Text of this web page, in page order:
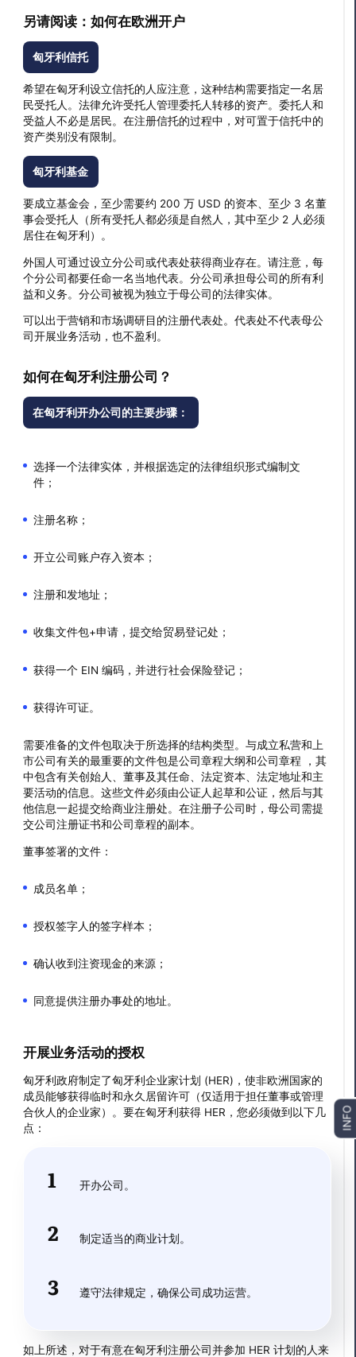
另请阅读：如何在欧洲开户
匈牙利信托
希望在匈牙利设立信托的人应注意，这种结构需要指定一名居
民受托人。法律允许受托人管理委托人转移的资产。委托人和
受益人不必是居民。在注册信托的过程中，对可置于信托中的
资产类别没有限制。
匈牙利基金
要成立基金会，至少需要约 200 万 USD 的资本、至少 3 名董
事会受托人（所有受托人都必须是自然人，其中至少 2 人必须
居住在匈牙利）。
外国人可通过设立分公司或代表处获得商业存在。请注意，每
个分公司都要任命一名当地代表。分公司承担母公司的所有利
益和义务。分公司被视为独立于母公司的法律实体。
可以出于营销和市场调研目的注册代表处。代表处不代表母公
司开展业务活动，也不盈利。
如何在匈牙利注册公司？
在匈牙利开办公司的主要步骤：
选择一个法律实体，并根据选定的法律组织形式编制文
件；
注册名称；
开立公司账户存入资本；
注册和发地址；
收集文件包+申请，提交给贸易登记处；
获得一个 EIN 编码，并进行社会保险登记；
获得许可证。
需要准备的文件包取决于所选择的结构类型。与成立私营和上
市公司有关的最重要的文件包是公司章程大纲和公司章程 ，其
中包含有关创始人、董事及其任命、法定资本、法定地址和主
要活动的信息。这些文件必须由公证人起草和公证，然后与其
他信息一起提交给商业注册处。在注册子公司时，母公司需提
交公司注册证书和公司章程的副本。
董事签署的文件：
成员名单；
授权签字人的签字样本；
确认收到注资现金的来源；
同意提供注册办事处的地址。
开展业务活动的授权
匈牙利政府制定了匈牙利企业家计划 (HER)，使非欧洲国家的
成员能够获得临时和永久居留许可（仅适用于担任董事或管理
合伙人的企业家）。要在匈牙利获得 HER，您必须做到以下几
点：
开办公司。
制定适当的商业计划。
遵守法律规定，确保公司成功运营。
如上所述，对于有意在匈牙利注册公司并参加 HER 计划的人来
INFO